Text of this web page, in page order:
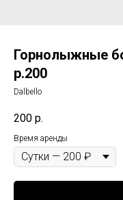
Горнолыжные
р.200
Dalbello
200 р.
Время аренды